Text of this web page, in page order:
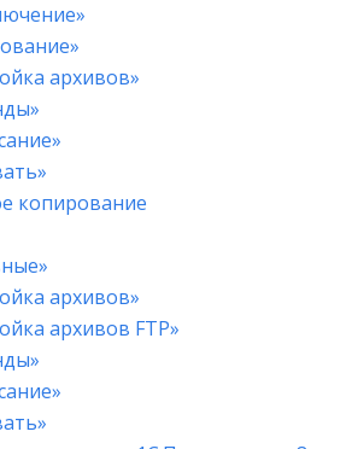
архивов»
копирование
архивов»
архивов FTP»